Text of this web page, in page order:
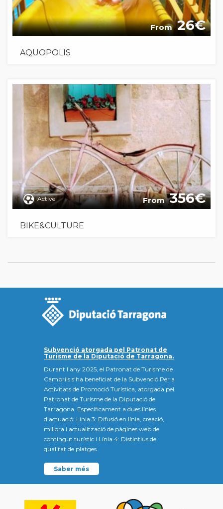
From 26
AQUOPOLIS
Active From 356
BIKE&CULTURE
Subvenció atorgada pel Patronat de
Turisme de la Diputació de Tarragona.
Durant l'any 2025, el Patronat de Turisme de
Cambrils s'ha beneficiat de la Subvenció Per a
Activitats de Promoció Turística, atorgada pel
Patronat de Turisme de la Diputació de
Tarragona. Específicament a dues línies
d'actuació: Línia 3: Difusió en línia, creació,
millora i actualització de pàgines web de
contingut turístic i Línia 4: Distintius de
qualitat de platges.
Saber més